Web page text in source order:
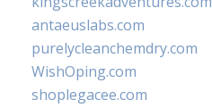
antaeuslabs.com
purelycleanchemdry.com
WishOping.com
shoplegacee.com